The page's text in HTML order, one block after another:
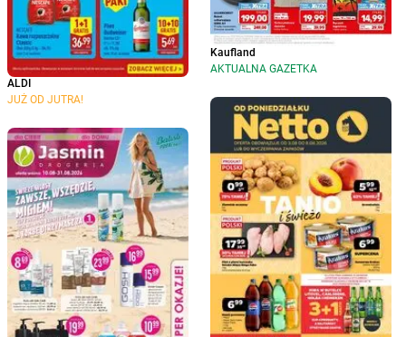
ALDI
JUŻ OD JUTRA!
Kaufland
AKTUALNA GAZETKA